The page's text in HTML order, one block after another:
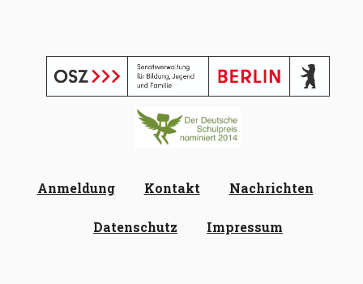
Anmeldung Kontakt Nachrichten
Datenschutz Impressum